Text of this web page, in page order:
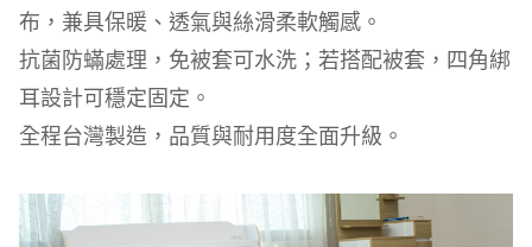
布，兼具保暖、透氣與絲滑柔軟觸感。
抗菌防蟎處理，免被套可水洗；若搭配被套，四角綁
耳設計可穩定固定。
全程台灣製造，品質與耐用度全面升級。